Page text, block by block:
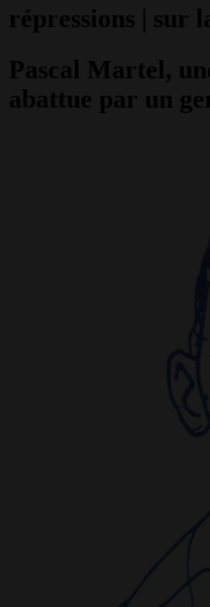
répressions | sur
Pascal Martel,
abattue par un